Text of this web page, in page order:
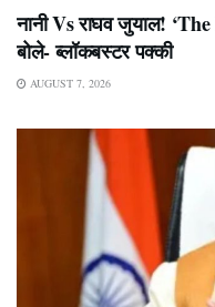
नानी Vs राघव जुयाल!
बोले- ब्लॉकबस्टर पक्की
AUGUST 7, 2026